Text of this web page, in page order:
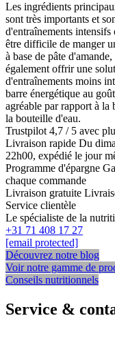
Les ingrédients
sont très importants et
d'entraînements
être difficile de manger
à base de pâte
également offrir une
d'entraînements moins
barre énergétique au
agréable par rapport à la
la bouteille d'eau.
Trustpilot 4,7 / 5 avec
Livraison rapide Du
22h00, expédié le jour
Programme d'épargne
chaque commande
Livraison gratuite
Service clientèle
Le spécialiste de la
+31 71 408 17 27
[email protected]
Découvrez notre blog
Voir notre gamme de
Conseils nutritionnels
Service &